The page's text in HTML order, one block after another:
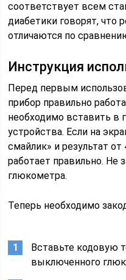
соответствует всем
диабетики говорят, что
отличаются по
Инструкция
Перед первым
прибор правильно
необходимо вставить в
устройства. Если на
смайлик» и результат от
работает правильно. Не
глюкометра.
Теперь необходимо
Вставьте кодовую
выключенного